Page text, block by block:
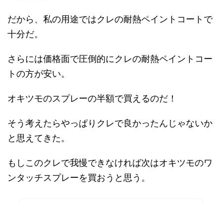
だから、私の用途ではクレの耐熱ペイントコートで
十分だ。
さらには価格面で圧倒的にクレの耐熱ペイントコー
トの方が安い。
オキツモのスプレーの半額で買えるのだ！
そう考えたらやっぱりクレで良かったんじゃないか
と思えてきた。
もしこのクレで我慢できなければ次はオキツモのワ
ンタッチスプレーを買おうと思う。